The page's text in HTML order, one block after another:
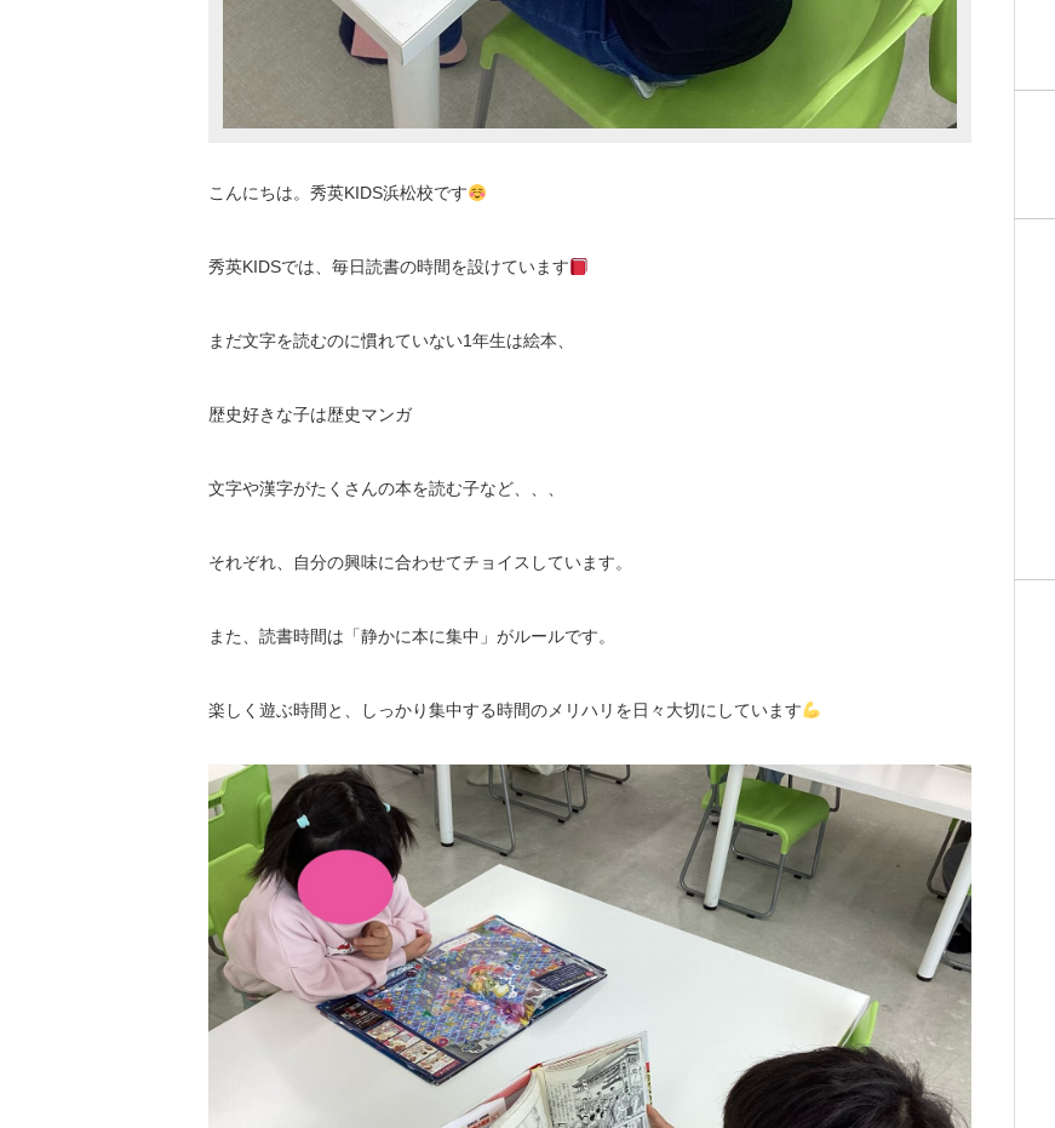
こんにちは。秀英KIDS浜松校です
秀英KIDSでは、毎日読書の時間を設けています
まだ文字を読むのに慣れていない1年生は絵本、
歴史好きな子は歴史マンガ
文字や漢字がたくさんの本を読む子など、、、
それぞれ、自分の興味に合わせてチョイスしています。
また、読書時間は「静かに本に集中」がルールです。
楽しく遊ぶ時間と、しっかり集中する時間のメリハリを日々大切にしています